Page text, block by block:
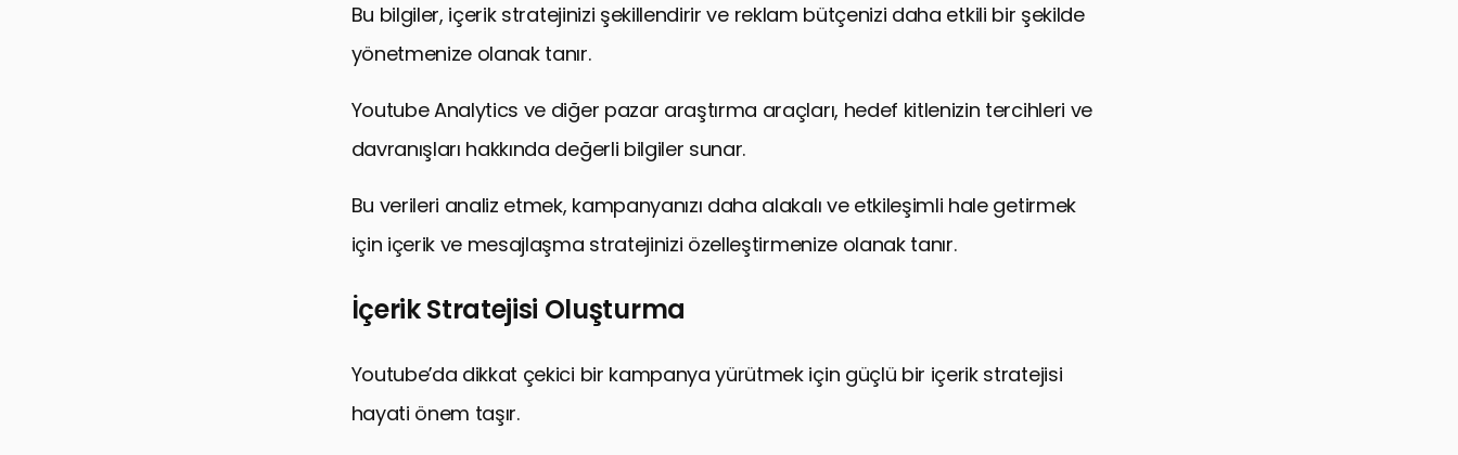
Bu bilgiler, içerik stratejinizi şekillendirir ve reklam bütçenizi daha etkili bir şekilde
yönetmenize olanak tanır.
Youtube Analytics ve diğer pazar araştırma araçları, hedef kitlenizin tercihleri ve
davranışları hakkında değerli bilgiler sunar.
Bu verileri analiz etmek, kampanyanızı daha alakalı ve etkileşimli hale getirmek
için içerik ve mesajlaşma stratejinizi özelleştirmenize olanak tanır.
İçerik Stratejisi Oluşturma
Youtube’da dikkat çekici bir kampanya yürütmek için güçlü bir içerik stratejisi
hayati önem taşır.